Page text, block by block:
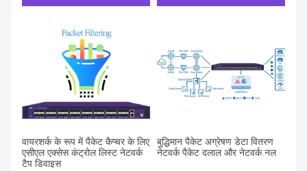
वायरशर्क के रूप में पैकेट कैप्चर के लिए
एसीएल एक्सेस कंट्रोल लिस्ट नेटवर्क
टैप डिवाइस
बुद्धिमान पैकेट अग्रेषण डेटा वितरण
नेटवर्क पैकेट दलाल और नेटवर्क नल